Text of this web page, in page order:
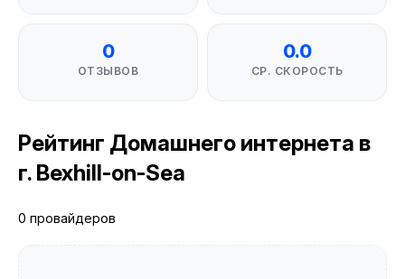
0
ОТЗЫВОВ
0.0
СР. СКОРОСТЬ
Рейтинг Домашнего интернета в
г. Bexhill-on-Sea
0 провайдеров